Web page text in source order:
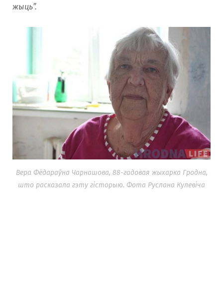
жыць”.
Вера Фёдараўна Чарнашова, 88-гадовая жыхарка Гродна,
што расказала гэту гісторыю. Фота Руслана Кулевіча